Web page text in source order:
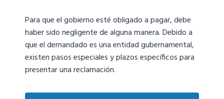
Para que el gobierno esté obligado a pagar, debe
haber sido negligente de alguna manera. Debido a
que el demandado es una entidad gubernamental,
existen pasos especiales y plazos específicos para
presentar una reclamación.